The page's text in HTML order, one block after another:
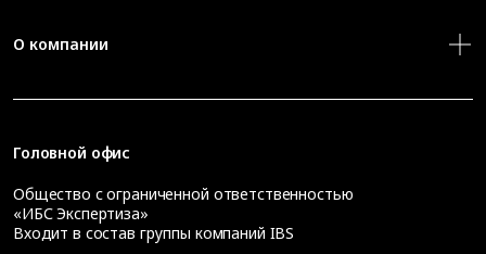
О компании
Головной офис
Общество с ограниченной ответственностью
«ИБС Экспертиза»
Входит в состав группы компаний IBS